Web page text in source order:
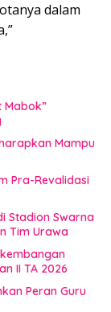
dalam
Mabok”
Mampu
Pra-Revalidasi
Stadion Swarna
Tim Urawa
II TA 2026
Peran Guru